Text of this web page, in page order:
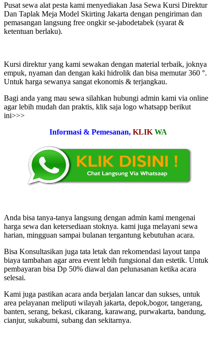
Pusat sewa alat pesta kami menyediakan Jasa Sewa Kursi Direktur
Dan Taplak Meja Model Skirting Jakarta dengan pengiriman dan
pemasangan langsung free ongkir se-jabodetabek (syarat &
ketentuan berlaku).
Kursi direktur yang kami sewakan dengan material terbaik, joknya
empuk, nyaman dan dengan kaki hidrolik dan bisa memutar 360 °.
Untuk harga sewanya sangat ekonomis & terjangkau.
Bagi anda yang mau sewa silahkan hubungi admin kami via online
agar lebih mudah dan praktis, klik saja logo whatsapp berikut
ini>>>
Informasi & Pemesanan,KLIK WA
Anda bisa tanya-tanya langsung dengan admin kami mengenai
harga sewa dan ketersediaan stoknya. kami juga melayani sewa
harian, mingguan sampai bulanan tergantung kebutuhan acara.
Bisa Konsultasikan juga tata letak dan rekomendasi layout tanpa
biaya tambahan agar area event lebih fungsional dan estetik. Untuk
pembayaran bisa Dp 50% diawal dan pelunasanan ketika acara
selesai.
Kami juga pastikan acara anda berjalan lancar dan sukses, untuk
area pelayanan meliputi wilayah jakarta, depok,bogor, tangerang,
banten, serang, bekasi, cikarang, karawang, purwakarta, bandung,
cianjur, sukabumi, subang dan sekitarnya.